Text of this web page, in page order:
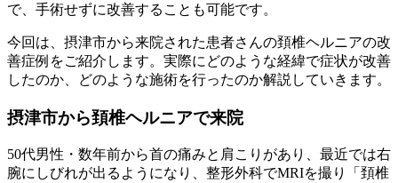
で、手術せずに改善することも可能です。
今回は、摂津市から来院された患者さんの頚椎ヘルニアの改
善症例をご紹介します。実際にどのような経緯で症状が改善
したのか、どのような施術を行ったのか解説していきます。
摂津市から頚椎ヘルニアで来院
50代男性・数年前から首の痛みと肩こりがあり、最近では右
腕にしびれが出るようになり、整形外科でMRIを撮り「頚椎